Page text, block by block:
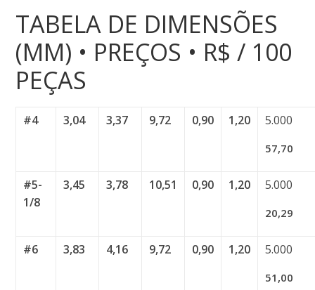
TABELA DE DIMENSÕES
(MM) • PREÇOS • R$ / 100
PEÇAS
#4 3,04 3,37 9,72 0,90 1,20 5.000
57,70
#5-
1/8
3,45 3,78 10,51 0,90 1,20 5.000
20,29
#6 3,83 4,16 9,72 0,90 1,20 5.000
51,00